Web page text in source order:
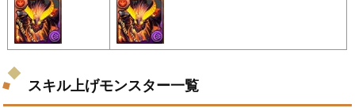
スキル上げモンスター一覧